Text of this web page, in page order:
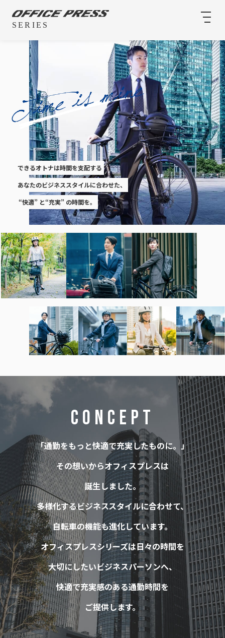
できるオトナは時間を支配する
あなたのビジネススタイルに合わせた、
“快適” と“充実” の時間を。
CONCEPT
「通勤をもっと快適で充実したものに。」
その想いからオフィスプレスは
誕生しました。
多様化するビジネススタイルに合わせて、
自転車の機能も進化しています。
オフィスプレスシリーズは日々の時間を
大切にしたいビジネスパーソンへ、
快適で充実感のある通勤時間を
ご提供します。